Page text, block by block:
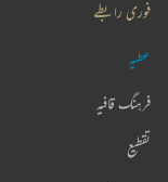
فوری رابطے
عطیہ
فرہنگ قافیہ
تقطیع